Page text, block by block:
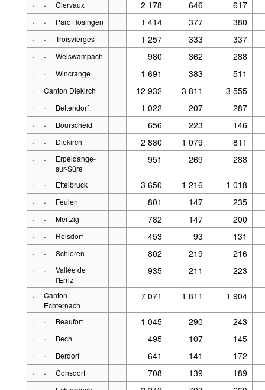
· · Clervaux 2 178 646
617
· · Parc Hosingen 1 414 377
380
· · Troisvierges 1 257 333
337
· · Weiswampach 980 362
288
· · Wincrange 1 691 383
511
·
Canton Diekirch 12 932 3 811
3 555
· · Bettendorf 1 022 207
287
· · Bourscheid 656 223
146
· · Diekirch 2 880 1 079
811
· ·
Erpeldange-
sur-Sûre
951 269 288
· · Ettelbruck 3 650 1 216
1 018
· · Feulen 801 147
235
· · Mertzig 782 147
200
· · Reisdorf 453 93
131
· · Schieren 802 219
216
· ·
Vallée de
l'Ernz
935 211 223
·
Canton
Echternach
7 071 1 811 1 904
· · Beaufort 1 045 290
243
· · Bech 495 107
145
· · Berdorf 641 141
172
· · Consdorf 708 139
189